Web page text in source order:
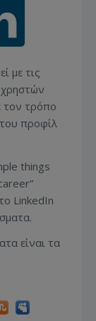
με τις
χρηστών
τον τρόπο
προφίλ
things
LinkedIn
είναι τα